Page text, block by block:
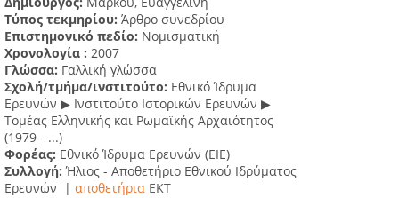
Τύπος τεκμηρίου: Άρθρο συνεδρίου
Επιστημονικό πεδίο: Νομισματική
Χρονολογία : 2007
Γλώσσα: Γαλλική γλώσσα
Σχολή/τμήμα/ινστιτούτο: Εθνικό Ίδρυμα
Ερευνών ▶ Ινστιτούτο Ιστορικών Ερευνών ▶
Τομέας Ελληνικής και Ρωμαϊκής Αρχαιότητος
(1979 - ...)
Φορέας: Εθνικό Ίδρυμα Ερευνών (ΕΙΕ)
Συλλογή:Ήλιος - Αποθετήριο Εθνικού Ιδρύματος
Ερευνών | αποθετήρια EKT